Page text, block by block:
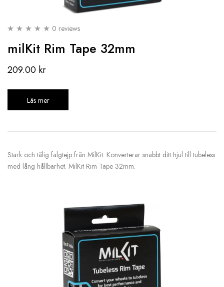
0 reviews
milKit Rim Tape 32mm
209.00 kr
Läs mer
Stark och tålig fälgtejp från MilKit. Konverterar snabbt ditt hjul till tubeless
med lång hållbarhet. MilKit Rim Tape 32mm.